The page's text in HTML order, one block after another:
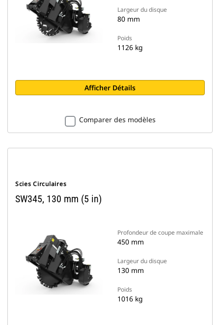
Largeur du disque
80 mm
Poids
1126 kg
Afficher Détails
Comparer des modèles
Scies Circulaires
SW345, 130 mm (5 in)
Profondeur de coupe maximale
450 mm
Largeur du disque
130 mm
Poids
1016 kg